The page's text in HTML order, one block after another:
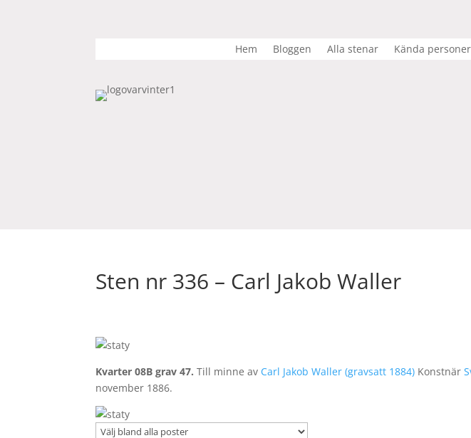
Hem Bloggen Alla stenar Kända personer
Sten nr 336 – Carl Jakob Waller
Kvarter 08B grav 47. Till minne av Carl Jakob Waller (gravsatt 1884) Konstnär
november 1886.